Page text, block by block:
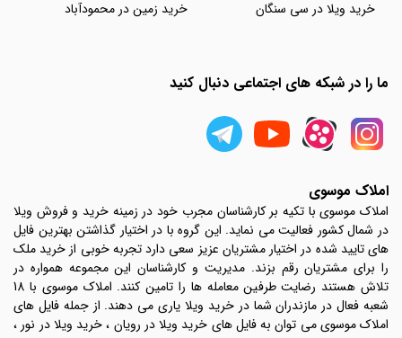
خرید ویلا در سی سنگان
خرید زمین در محمودآباد
ما را در شبکه های اجتماعی دنبال کنید
املاک موسوی
املاک موسوی با تکیه بر کارشناسان مجرب خود در زمینه خرید و فروش ویلا
در شمال کشور فعالیت می نماید. این گروه با در اختیار گذاشتن بهترین فایل
های تایید شده در اختیار مشتریان عزیز سعی دارد تجربه خوبی از خرید ملک
را برای مشتریان رقم بزند. مدیریت و کارشناسان این مجموعه همواره در
تلاش هستند رضایت طرفین معامله ها را تامین کنند. املاک موسوی با 18
شعبه فعال در مازندران شما در خرید ویلا یاری می دهند. از جمله فایل های
املاک موسوی می توان به فایل های خرید ویلا در رویان ، خرید ویلا در نور ،